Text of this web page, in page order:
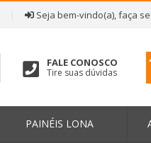
Seja bem-vindo(a), faça
FALE CONOSCO
Tire suas dúvidas
PAINÉIS LONA